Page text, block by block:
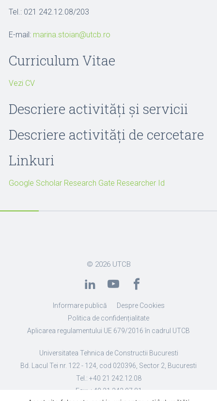
Tel.: 021 242.12.08/203
E-mail: marina.stoian@utcb.ro
Curriculum Vitae
Vezi CV
Descriere activități și servicii
Descriere activități de cercetare
Linkuri
Google Scholar Research Gate Researcher Id
© 2026 UTCB
Informare publică
Despre Cookies
Politica de confidențialitate
Aplicarea regulamentului UE 679/2016 în cadrul UTCB
Universitatea Tehnica de Constructii Bucuresti
Bd. Lacul Tei nr. 122 - 124, cod 020396, Sector 2, Bucuresti
Tel.: +40 21 242.12.08
Fax: +40 21 242.07.81